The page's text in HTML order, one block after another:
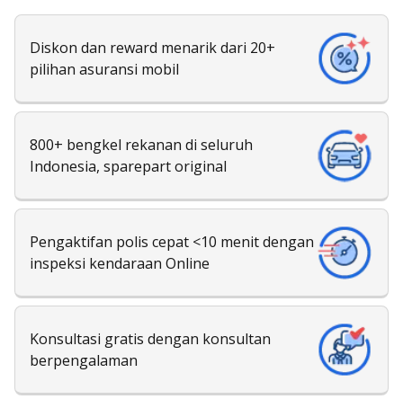
Diskon dan reward menarik dari 20+
pilihan asuransi mobil
800+ bengkel rekanan di seluruh
Indonesia, sparepart original
Pengaktifan polis cepat <10 menit dengan
inspeksi kendaraan Online
Konsultasi gratis dengan konsultan
berpengalaman